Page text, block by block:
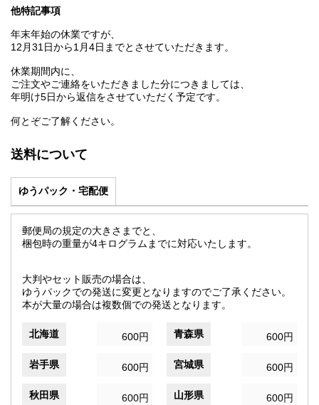
他特記事項
年末年始の休業ですが、
12月31日から1月4日までとさせていただきます。
休業期間内に、
ご注文やご連絡をいただきました分につきましては、
年明け5日から返信をさせていただく予定です。
何とぞご了解ください。
送料について
ゆうパック・宅配便
郵便局の規定の大きさまでと、
梱包時の重量が4キログラムまでに対応いたします。
大判やセット販売の場合は、
ゆうパックでの発送に変更となりますのでご了承ください。
本が大量の場合は複数個での発送となります。
北海道 600円 青森県 600円
岩手県 600円 宮城県 600円
秋田県 600円 山形県 600円